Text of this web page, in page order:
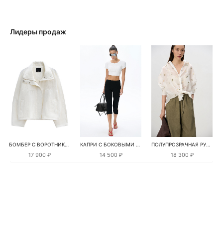
Лидеры продаж
БОМБЕР С ВОРОТНИКОМ-СТОЙКОЙ
17 900 ₽
КАПРИ С БОКОВЫМИ РАЗРЕЗАМИ
14 500 ₽
ПОЛУПРОЗРАЧНАЯ РУБАШКА С РОМАШКАМИ
18 300 ₽